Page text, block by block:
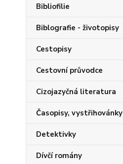
Bibliofilie
Biblografie - životopisy
Cestopisy
Cestovní průvodce
Cizojazyčná literatura
Časopisy, vystřihovánky
Detektivky
Dívčí romány